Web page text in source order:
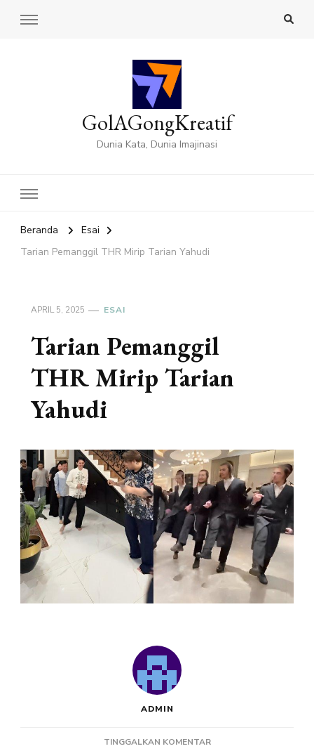
GolAGongKreatif
Dunia Kata, Dunia Imajinasi
Beranda
Esai
Tarian Pemanggil THR Mirip Tarian Yahudi
APRIL 5, 2025 ESAI
Tarian Pemanggil
THR Mirip Tarian
Yahudi
ADMIN
TINGGALKAN KOMENTARPADA